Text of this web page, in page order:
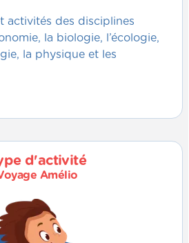
activités des disciplines
la biologie, l’écologie,
la physique et les
d'activité
Amélio